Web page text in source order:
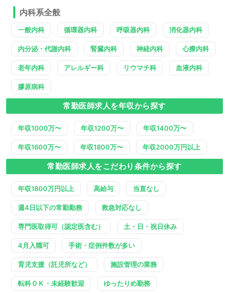
内科系全般
一般内科 循環器内科 呼吸器内科 消化器内科
内分泌・代謝内科 腎臓内科 神経内科 心療内科
老年内科 アレルギー科 リウマチ科 血液内科
膠原病科
常勤医師求人を年収から探す
年収1000万〜 年収1200万〜 年収1400万〜
年収1600万〜 年収1800万〜 年収2000万円以上
常勤医師求人をこだわり条件から探す
年収1800万円以上 高給与 当直なし
週4日以下の常勤勤務 救急対応なし
専門医取得可（認定医含む） 土・日・祝日休み
4月入職可 手術・症例件数が多い
育児支援（託児所など） 施設管理の業務
転科ＯＫ・未経験歓迎 ゆったりめ勤務